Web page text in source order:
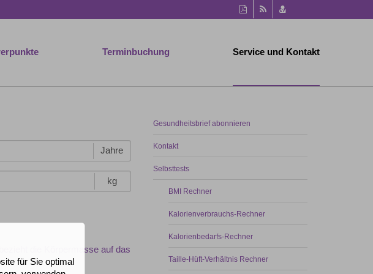
Diese
Seite
drucken
RSS-
Feed
vCard
speichern
Terminbuchung Service und Kontakt
Jahre
kg
die Körpermasse auf das
Gesundheitsbrief abonnieren
Kontakt
Selbsttests
BMI Rechner
Kalorienverbrauchs-Rechner
Kalorienbedarfs-Rechner
Taille-Hüft-Verhältnis Rechner
für Sie optimal